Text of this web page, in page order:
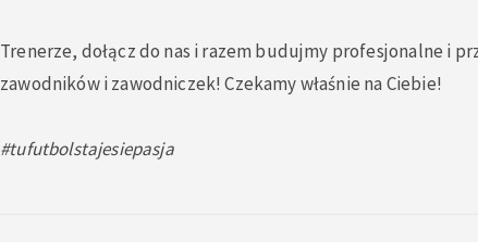
Trenerze, dołącz do nas i razem budujmy profesjonalne i
zawodników i zawodniczek! Czekamy właśnie na Ciebie!
#tufutbolstajesiepasja